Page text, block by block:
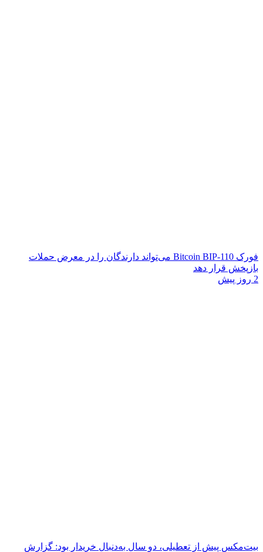
فورک Bitcoin BIP-110 می‌تواند دارندگان را در معرض حملات
بازپخش قرار دهد
2 روز پیش
بیت‌مکس پیش از تعطیلی، دو سال به‌دنبال خریدار بود: گزارش